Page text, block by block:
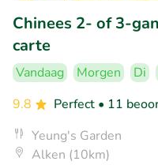
Chinees 2- of 3-
carte
Vandaag Morgen Di
9.8
Perfect • 11
Yeung's Garden
Alken (10km)